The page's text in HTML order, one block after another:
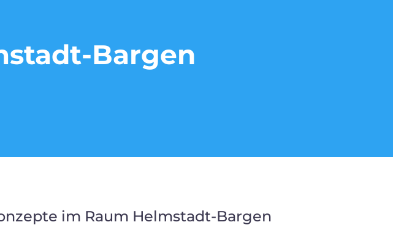
Bargen
im Raum Helmstadt-Bargen